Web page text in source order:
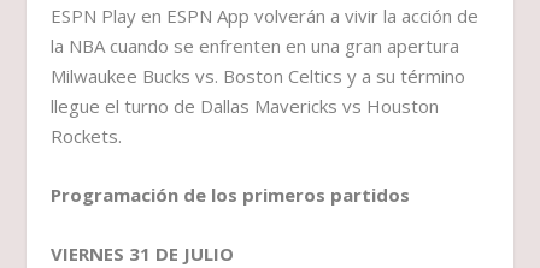
ESPN Play en ESPN App volverán a vivir la acción de
la NBA cuando se enfrenten en una gran apertura
Milwaukee Bucks vs. Boston Celtics y a su término
llegue el turno de Dallas Mavericks vs Houston
Rockets.
Programación de los primeros partidos
VIERNES 31 DE JULIO